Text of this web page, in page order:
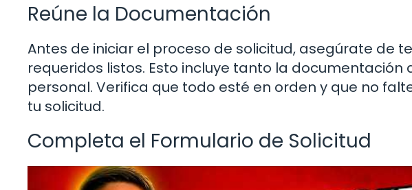
Reúne la Documentación
Antes de iniciar el proceso de solicitud, asegúrate de
requeridos listos. Esto incluye tanto la
personal. Verifica que todo esté en orden y que no
tu solicitud.
Completa el Formulario de Solicitud